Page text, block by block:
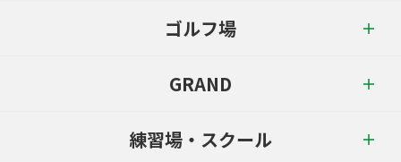
ゴルフ場
GRAND
練習場・スクール